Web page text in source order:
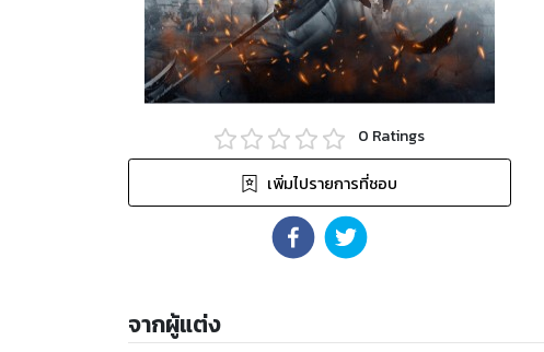
0 Ratings
เพิ่มไปรายการที่ชอบ
จากผู้แต่ง